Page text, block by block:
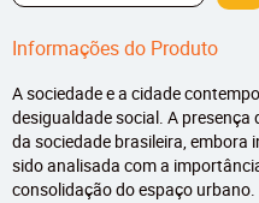
Informações do Produto
A sociedade e a cidade
desigualdade social. A
da sociedade brasileira, embora
sido analisada com a
consolidação do espaço urbano.